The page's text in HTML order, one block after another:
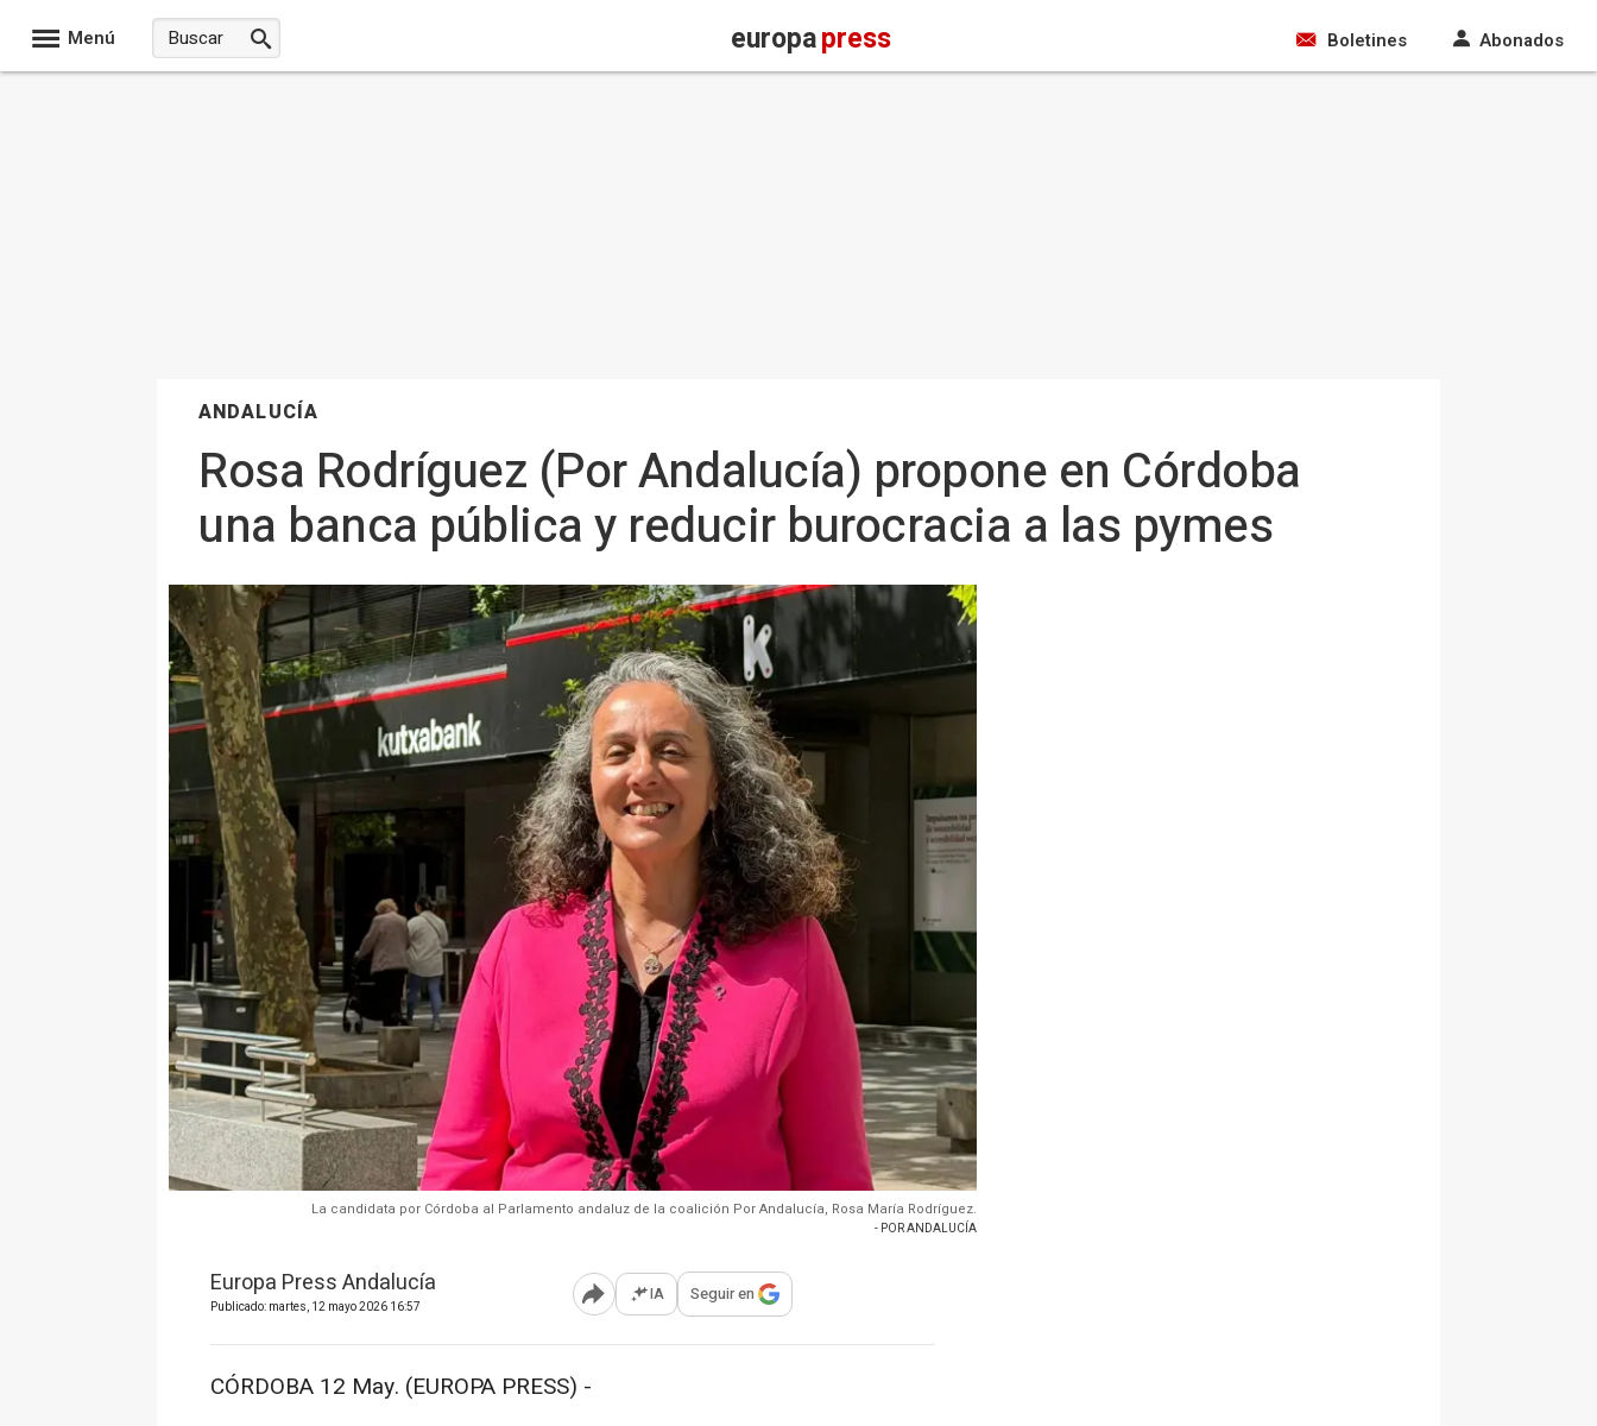
Menú europapress Boletines Abonados
ANDALUCÍA
Rosa Rodríguez (Por Andalucía) propone en Córdoba
una banca pública y reducir burocracia a las pymes
La candidata por Córdoba al Parlamento andaluz de la coalición Por Andalucía, Rosa María Rodríguez.
- POR ANDALUCÍA
Europa Press Andalucía
Publicado: martes, 12 mayo 2026 16:57 Abrir opciones para compartir
IA Seguir en
CÓRDOBA 12 May. (EUROPA PRESS) -